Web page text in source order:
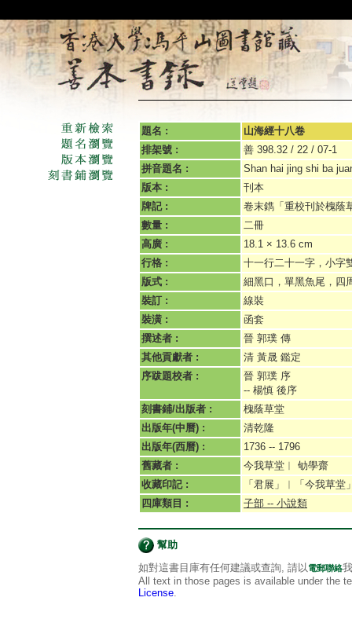
題名 :
山海經十八卷
排架號 :
善 398.32 / 22 / 07-1
拼音題名 :
Shan hai jing shi ba
版本 :
刊本
牌記 :
卷末鐫「重校刊於槐蔭
數量 :
二冊
高廣 :
18.1 × 13.6 cm
行格 :
十一行二十一字，小字
版式 :
細黑口，單黑魚尾，四
裝訂 :
線裝
裝潢 :
函套
撰述者 :
晉 郭璞 傳
其他貢獻者 :
清 黃晟 鑑定
序跋題校者 :
晉 郭璞 序
-- 楊慎 後序
刻書鋪/出版者 :
槐蔭草堂
出版年(中曆) :
清乾隆
出版年(西曆) :
1736 -- 1796
舊藏者 :
今我草堂︱ 劬學齋
收藏印記 :
「君展」︱「今我草堂
四庫類目 :
子部 -- 小說類
幫助
如對這書目庫有任何建議或查詢, 請以電郵聯絡
All text in those pages is available under the
License.